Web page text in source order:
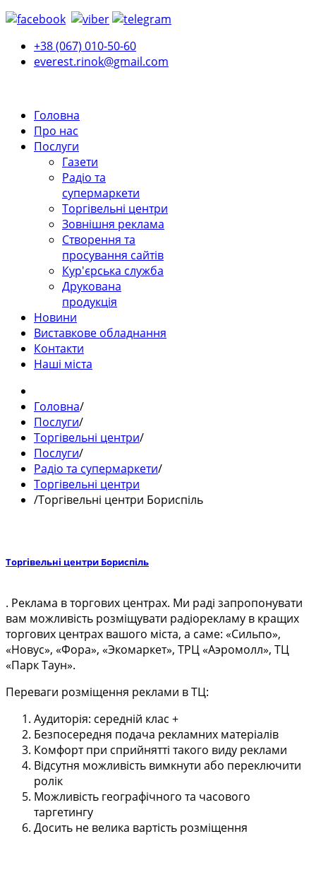
+38 (067) 010-50-60
everest.rinok@gmail.com
Головна
Про нас
Послуги
Газети
Радіо та
супермаркети
Торгівельні центри
Зовнішня реклама
Створення та
просування сайтів
Кур'єрська служба
Друкована
продукція
Новини
Виставкове обладнання
Контакти
Наші міста
Головна/
Послуги/
Торгівельні центри/
Послуги/
Радіо та супермаркети/
Торгівельні центри
/Торгівельні центри Бориспіль
Торгівельні центри Бориспіль
. Реклама в торгових центрах. Ми раді запропонувати
вам можливість розміщувати радіорекламу в кращих
торгових центрах вашого міста, а саме: «Сильпо»,
«Новус», «Фора», «Экомаркет», ТРЦ «Аэромолл», ТЦ
«Парк Таун».
Переваги розміщення реклами в ТЦ:
Аудиторія: середній клас +
Безпосередня подача рекламних матеріалів
Комфорт при сприйнятті такого виду реклами
Відсутня можливість вимкнути або переключити
ролік
Можливість географічного та часового
таргетингу
Досить не велика вартість розміщення